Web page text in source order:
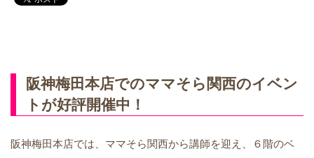
阪神梅田本店でのママそら関西のイベン
トが好評開催中！
阪神梅田本店では、ママそら関西から講師を迎え、６階のベ